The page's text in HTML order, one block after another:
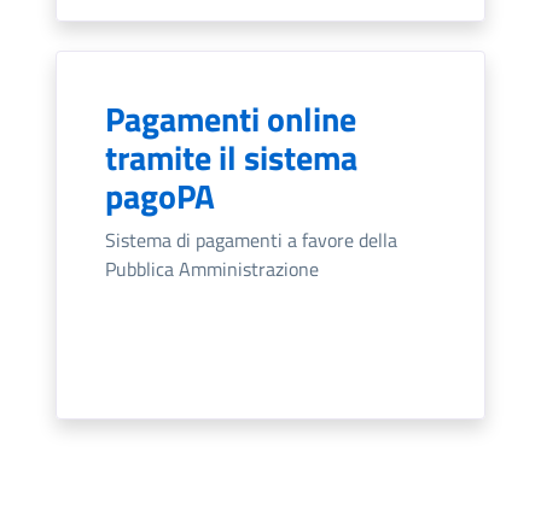
Pagamenti online
tramite il sistema
pagoPA
Sistema di pagamenti a favore della
Pubblica Amministrazione